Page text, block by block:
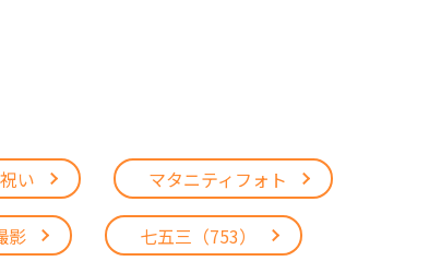
ール写真・宣材写真
ペット
い マタニティフォト
影 七五三（753）